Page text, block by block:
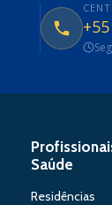
Saúde
Residências